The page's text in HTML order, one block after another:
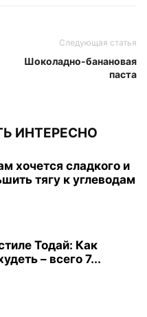
Следующая статья
Шоколадно-банановая
паста
ИНТЕРЕСНО
хочется сладкого и
тягу к углеводам
Тодай: Как
– всего 7...